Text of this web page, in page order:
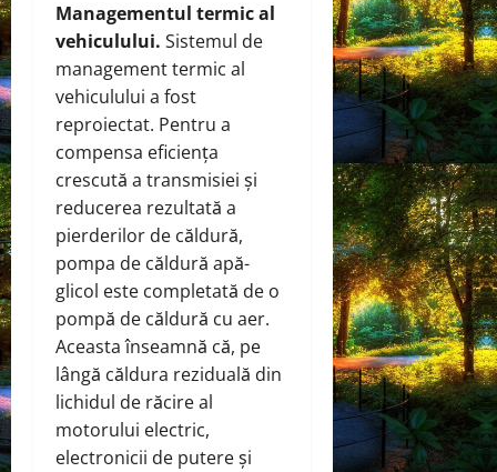
Managementul termic al
vehiculului. Sistemul de
management termic al
vehiculului a fost
reproiectat. Pentru a
compensa eficiența
crescută a transmisiei și
reducerea rezultată a
pierderilor de căldură,
pompa de căldură apă-
glicol este completată de o
pompă de căldură cu aer.
Aceasta înseamnă că, pe
lângă căldura reziduală din
lichidul de răcire al
motorului electric,
electronicii de putere și